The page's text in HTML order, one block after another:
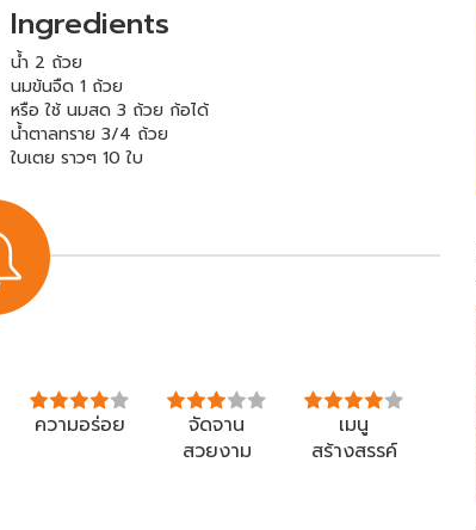
Ingredients
น้ำ 2 ถ้วย
นมข้นจืด 1 ถ้วย
หรือ ใช้ นมสด 3 ถ้วย ก้อได้
น้ำตาลทราย 3/4 ถ้วย
ใบเตย ราวๆ 10 ใบ
ความอร่อย
จัดจาน
สวยงาม
เมนู
สร้างสรรค์